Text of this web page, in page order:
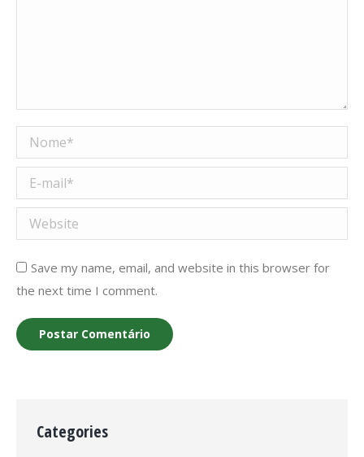
Nome *
E-mail *
Website
Save my name, email, and website in this browser for
the next time I comment.
Postar Comentário
Categories